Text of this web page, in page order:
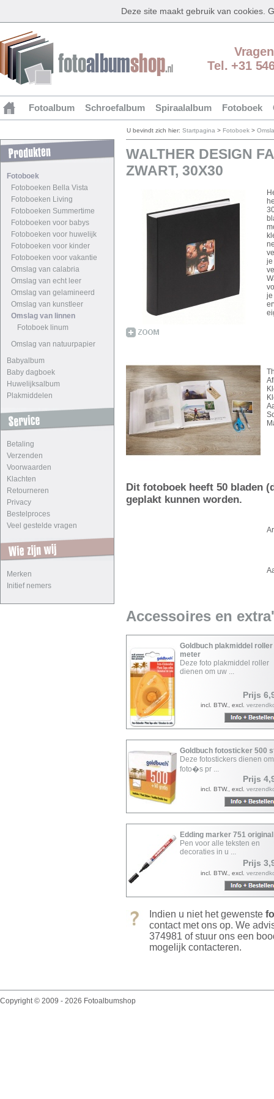
Deze site maakt gebruik van cookies.
Tel. +31
Fotoalbum Schroefalbum Spiraalalbum Fotoboek
Fotoboek
Fotoboeken Bella Vista
Fotoboeken Living
Fotoboeken Summertime
Fotoboeken voor babys
Fotoboeken voor huwelijk
Fotoboeken voor kinder
Fotoboeken voor vakantie
Omslag van calabria
Omslag van echt leer
Omslag van gelamineerd
Omslag van kunstleer
Omslag van linnen
Fotoboek linum
Omslag van natuurpapier
Babyalbum
Baby dagboek
Huwelijksalbum
Plakmiddelen
Betaling
Verzenden
Voorwaarden
Klachten
Retourneren
Privacy
Bestelproces
Veel gestelde vragen
Merken
Initief nemers
U bevindt zich hier: Startpagina > Fotoboek >
WALTHER DESIGN
ZWART, 30X30
je
je
Dit fotoboek heeft 50 bladen
geplakt kunnen worden.
Accessoires en
Goldbuch plakmiddel roller
meter
Deze foto plakmiddel roller
dienen om uw ...
Prijs
incl. BTW., excl.
Goldbuch fotosticker 500
Deze fotostickers dienen
foto�s pr ...
Prijs
incl. BTW., excl.
Edding marker 751 original
Pen voor alle teksten en
decoraties in u ...
Prijs
incl. BTW., excl.
Indien u niet het gewenste
contact met ons op. We
374981 of stuur ons een
mogelijk contacteren.
Copyright © 2009 - 2026 Fotoalbumshop